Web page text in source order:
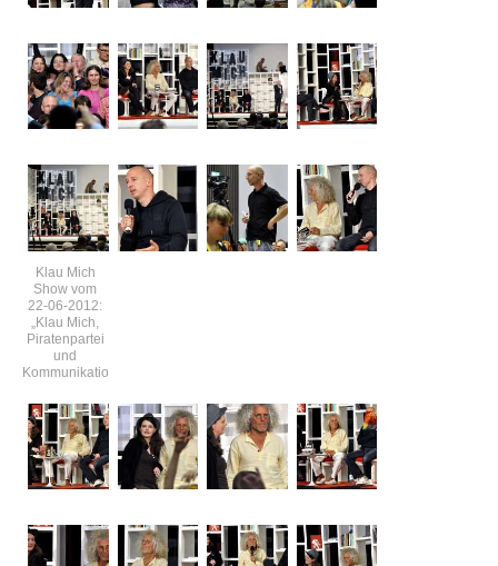
Klau Mich
Show vom
22-06-2012:
„Klau Mich,
Piratenpartei
und
Kommunikationsguerilla“